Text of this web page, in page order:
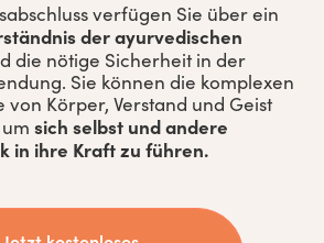
verfügen Sie über ein
der ayurvedischen
die nötige Sicherheit in der
Sie können die komplexen
Körper, Verstand und Geist
umsich selbst und andere
in ihre Kraft zu führen.